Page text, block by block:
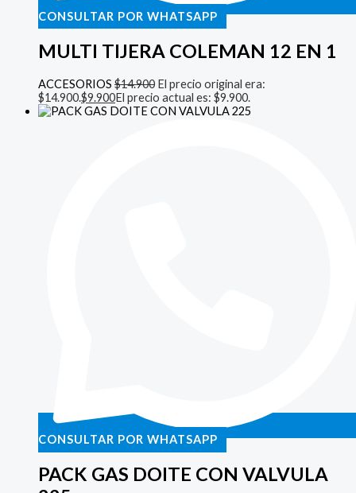
CONSULTAR POR WHATSAPP
MULTI TIJERA COLEMAN 12 EN 1
ACCESORIOS $14.900 El precio original era:
$14.900.$9.900El precio actual es: $9.900.
CONSULTAR POR WHATSAPP
PACK GAS DOITE CON VALVULA